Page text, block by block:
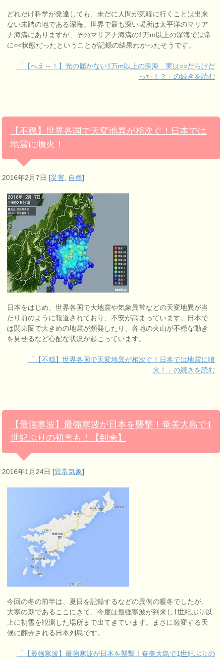
どれだけ科学が発達しても、未だに人間が気軽に行くことは出来
ない未踏の地である深海。世界で最も深い場所は太平洋のマリア
ナ海溝にありますが、そのマリアナ海溝の1万m以上の深海では常
に○○状態だったということが記録の結果わかったそうです。
「【へえ～！】光の届かない1万m以上の深海…実は○○だらけだ
った！？」の続きを読む
【不穏】世界各国で天変地異が相次ぐ！日本では
地震に噴火！
2016年2月7日 [災害, 自然]
日本をはじめ、世界各国で大地震や気象異常などの天変地異が当
たり前のように報道されており、不安が高まっています。日本で
は関東圏で大きめの地震が頻発したり、各地の火山が不穏な動き
を見せるなど心配な状況が起こっています。
「【不穏】世界各国で天変地異が相次ぐ！日本では地震に噴
火！」の続きを読む
【最強寒波】最強寒波が日本を襲撃！奄美大島で1
世紀ぶりの初雪も！【到来】
2016年1月24日 [異常気象]
今回の冬の前半は、夏日を記録するなどの異例の暖冬でしたが、
大寒の期であるここにきて、今度は最強寒波が到来し1世紀ぶり以
上に初雪を観測した場所まで出てきています。まさに激変する天
候に翻弄される日本列島です。
「【最強寒波】最強寒波が日本を襲撃！奄美大島で1世紀ぶりの